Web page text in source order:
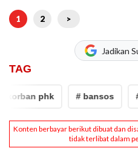
1 2 >
Jadikan
TAG
phk # bansos